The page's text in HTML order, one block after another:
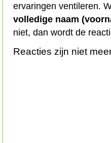
ervaringen ventileren.
volledige naam
niet, dan wordt de
Reacties zijn niet